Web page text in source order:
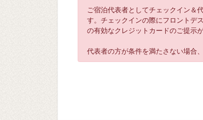
ご宿泊代表者としてチェックイン＆
す。チェックインの際にフロントデ
の有効なクレジットカードのご提示が
代表者の方が条件を満たさない場合、